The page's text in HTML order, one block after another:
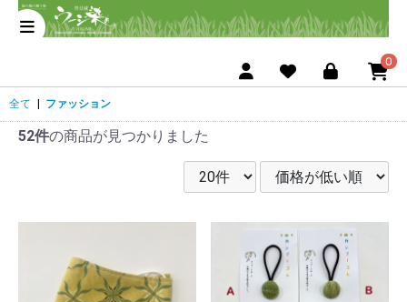
0
全て ファッション
52件の商品が見つかりました